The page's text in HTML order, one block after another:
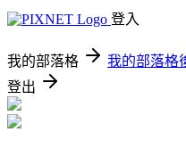
登入
我的部落格 我的部落格
登出